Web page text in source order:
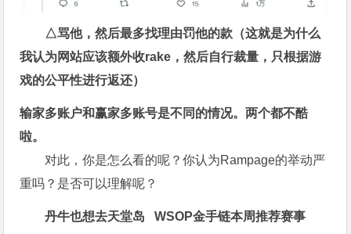
△骂他，然后最多找理由罚他的款（这就是为什么
我认为网站应该额外收rake，然后自行裁量，只根据游
戏的公平性进行返还）
输家多账户和赢家多账号是不同的情况。两个都不酷
啦。
对此，你是怎么看的呢？你认为Rampage的举动严
重吗？是否可以理解呢？
丹牛也想去天堂岛WSOP金手链本周推荐赛事